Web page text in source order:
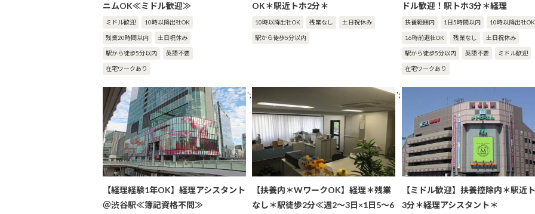
ニムOK≪ミドル歓迎≫
ミドル歓迎 10時以降出社OK
残業20時間以内 土日祝休み
駅から徒歩5分以内 英語不要
在宅ワークあり
OK＊駅近トホ2分＊
10時以降出社OK 残業なし 土日祝休み
駅から徒歩5分以内
ドル歓迎！駅トホ3分＊経理
扶養範囲内 1日5時間以内 10時以降出社OK
16時前退社OK 残業なし 土日祝休み
駅から徒歩5分以内 英語不要 ミドル歓迎
在宅ワークあり
【経理経験1年OK】経理アシスタント
＠渋谷駅≪簿記資格不問≫
';
【扶養内＊WワークOK】経理＊残業
なし＊駅徒歩2分≪週2～3日×1日5～6
';
【ミドル歓迎】扶養控除内＊駅近
3分＊経理アシスタント＊